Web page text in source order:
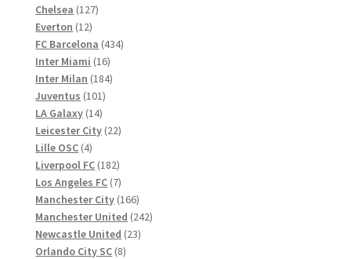
Produkte
Chelsea 127127
Everton 1212
Produkte
FC Barcelona 434434
Inter Miami 1616
Produkte
Inter Milan 184184
Juventus 101101
LA Galaxy 1414
Produkte
Leicester City 2222
Lille OSC 44
Produkte
Liverpool FC 182182
Produkte
Los Angeles FC 77
Produkte
Manchester City 166166
Produkte
Manchester United 242242
Newcastle United 2323
Orlando City SC 88